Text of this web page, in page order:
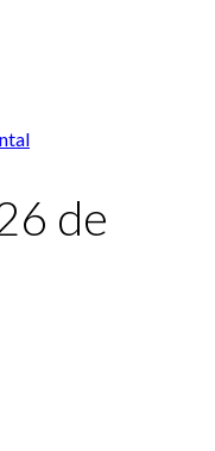
de